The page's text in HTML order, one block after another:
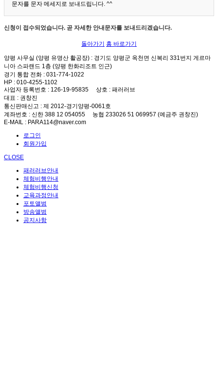
문자를 문자 메세지로 보내드립니다. ^^
신청이 접수되었습니다. 곧 자세한 안내문자를 보내드리겠습니다.
돌아가기 홈 바로가기
양평 사무실 (양평 유명산 활공장) : 경기도 양평군 옥천면 신복리 331번지 게르마
니아 스파랜드 1층 (양평 한화리조트 인근)
경기 통합 전화 : 031-774-1022
HP : 010-4255-1102
사업자 등록번호 : 126-19-95835 상호 : 패러러브
대표 : 권창진
통신판매신고 : 제 2012-경기양평-0061호
계좌번호 : 신한 388 12 054055 농협 233026 51 069957 (예금주 권창진)
E-MAIL : PARA114@naver.com
로그인
회원가입
CLOSE
패러러브안내
체험비행안내
체험비행신청
교육과정안내
포토앨범
방송앨범
공지사항